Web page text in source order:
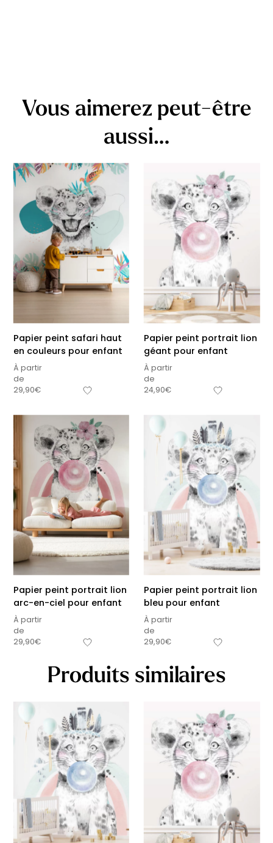
Vous aimerez peut-être
aussi…
Papier peint safari haut
en couleurs pour enfant
À partir
de
29,90€
Papier peint portrait lion
géant pour enfant
À partir
de
24,90€
Papier peint portrait lion
arc-en-ciel pour enfant
À partir
de
29,90€
Papier peint portrait lion
bleu pour enfant
À partir
de
29,90€
Produits similaires